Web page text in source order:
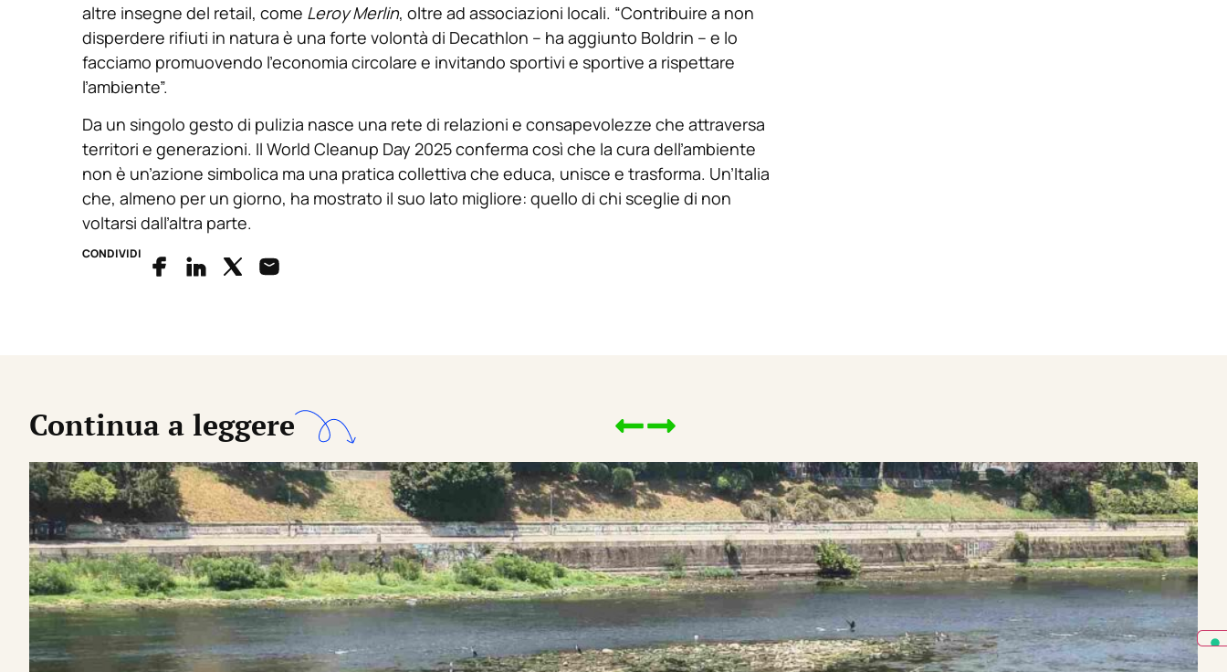
altre insegne del retail, come Leroy Merlin, oltre ad associazioni locali. “Contribuire a non
disperdere rifiuti in natura è una forte volontà di Decathlon – ha aggiunto Boldrin – e lo
facciamo promuovendo l’economia circolare e invitando sportivi e sportive a rispettare
l’ambiente”.
Da un singolo gesto di pulizia nasce una rete di relazioni e consapevolezze che attraversa
territori e generazioni. Il World Cleanup Day 2025 conferma così che la cura dell’ambiente
non è un’azione simbolica ma una pratica collettiva che educa, unisce e trasforma. Un’Italia
che, almeno per un giorno, ha mostrato il suo lato migliore: quello di chi sceglie di non
voltarsi dall’altra parte.
CONDIVIDI
Continua a leggere